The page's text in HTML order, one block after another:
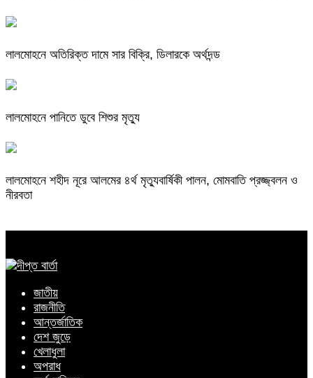
লালমোহনে অতিরিক্ত দামে সার বিক্রি, ডিলারকে অর্থদন্ড
লালমোহনে পানিতে ডুবে শিশুর মৃত্যু
লালমোহনে শহীদ নূরে আলমের ৪র্থ মৃত্যুবার্ষিকী পালন, মোমবাতি প্রজ্জ্বলন ও
নীরবতা
জাতীয়
রাজনীতি
আন্তর্জাতিক
দেশ জুড়ে
খেলাধুলা
অপরাধ